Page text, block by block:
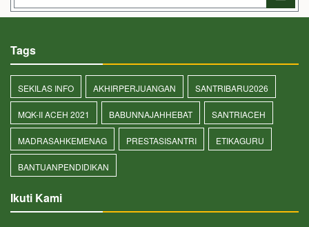
Tags
SEKILAS INFO AKHIRPERJUANGAN SANTRIBARU2026
MQK-II ACEH 2021 BABUNNAJAHHEBAT SANTRIACEH
MADRASAHKEMENAG PRESTASISANTRI ETIKAGURU
BANTUANPENDIDIKAN
Ikuti Kami